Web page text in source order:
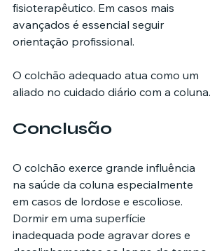
fisioterapêutico. Em casos mais
avançados é essencial seguir
orientação profissional.
O colchão adequado atua como um
aliado no cuidado diário com a coluna.
Conclusão
O colchão exerce grande influência
na saúde da coluna especialmente
em casos de lordose e escoliose.
Dormir em uma superfície
inadequada pode agravar dores e